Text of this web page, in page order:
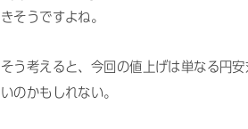
きそうですよね。
そう考えると、今回の値上げは単なる円
いのかもしれない。